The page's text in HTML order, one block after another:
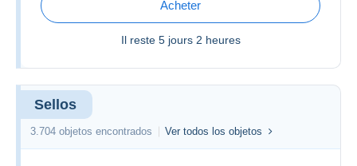
Acheter
Il reste 5 jours 2 heures
Sellos
3.704 objetos encontrados Ver todos los objetos